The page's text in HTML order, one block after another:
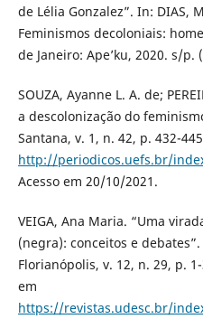
de Lélia Gonzalez”. In: DIAS,
Feminismos decoloniais:
de Janeiro: Ape’ku, 2020. s/p.
SOUZA, Ayanne L. A. de;
a descolonização do
Santana, v. 1, n. 42, p. 432-
http://periodicos.uefs.br/
Acesso em 20/10/2021.
VEIGA, Ana Maria. “Uma
(negra): conceitos e
Florianópolis, v. 12, n. 29, p.
em
https://revistas.udesc.br/